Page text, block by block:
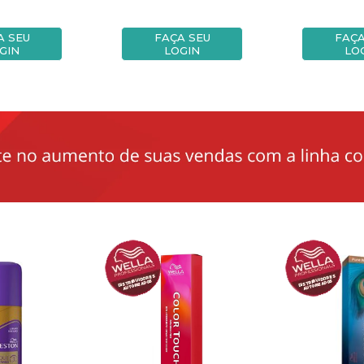
SEU
FAÇA SEU
LOGIN